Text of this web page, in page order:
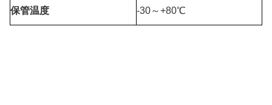
保管温度 -30～+80℃